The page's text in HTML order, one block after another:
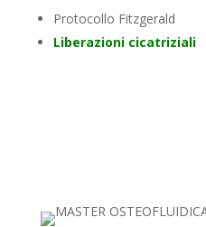
Protocollo Fitzgerald
Liberazioni cicatriziali